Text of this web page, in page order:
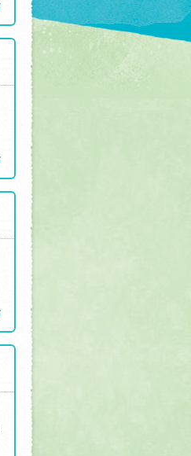
続きを読む
続きを読む
続きを読む